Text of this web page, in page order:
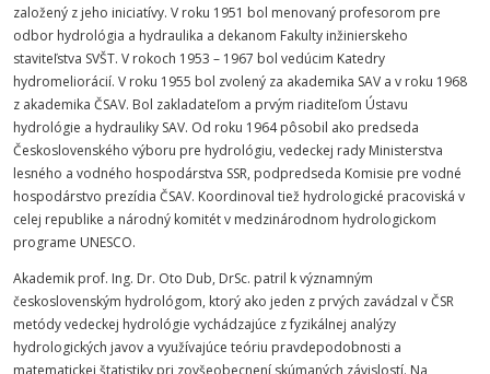
založený z jeho iniciatívy. V roku 1951 bol menovaný profesorom pre
odbor hydrológia a hydraulika a dekanom Fakulty inžinierskeho
staviteľstva SVŠT. V rokoch 1953 – 1967 bol vedúcim Katedry
hydromeliorácií. V roku 1955 bol zvolený za akademika SAV a v roku 1968
z akademika ČSAV. Bol zakladateľom a prvým riaditeľom Ústavu
hydrológie a hydrauliky SAV. Od roku 1964 pôsobil ako predseda
Československého výboru pre hydrológiu, vedeckej rady Ministerstva
lesného a vodného hospodárstva SSR, podpredseda Komisie pre vodné
hospodárstvo prezídia ČSAV. Koordinoval tiež hydrologické pracoviská v
celej republike a národný komitét v medzinárodnom hydrologickom
programe UNESCO.
Akademik prof. Ing. Dr. Oto Dub, DrSc. patril k významným
československým hydrológom, ktorý ako jeden z prvých zavádzal v ČSR
metódy vedeckej hydrológie vychádzajúce z fyzikálnej analýzy
hydrologických javov a využívajúce teóriu pravdepodobnosti a
matematickej štatistiky pri zovšeobecnení skúmaných závislostí. Na